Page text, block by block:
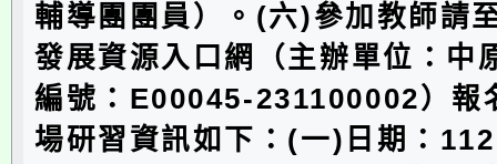
輔導團團員）。(六)參加教師請
發展資源入口網（主辦單位：中
編號：E00045-231100002）報
場研習資訊如下：(一)日期：